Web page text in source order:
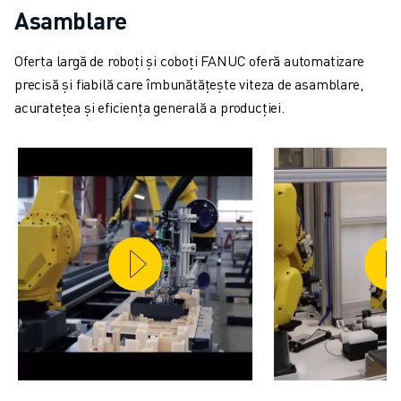
CONTACT
IMPRINT
Asamblare
Oferta largă de roboți și coboți FANUC oferă automatizare
precisă și fiabilă care îmbunătățește viteza de asamblare,
acuratețea și eficiența generală a producției.